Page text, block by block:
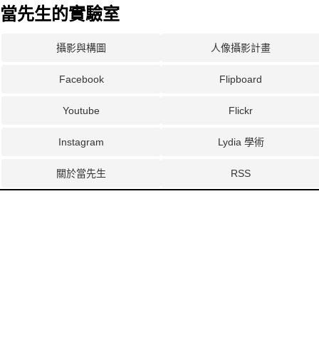
當先生的實驗室
攝影與構圖 人像攝影計畫
Facebook Flipboard
Youtube Flickr
Instagram Lydia 學術
關於當先生 RSS